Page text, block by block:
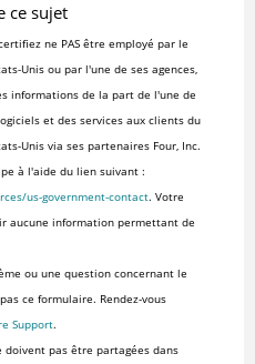
ce sujet
ne PAS être employé par le
Unis ou par l'une de ses agences,
informations de la part de l'une de
et des services aux clients du
Unis via ses partenaires Four, Inc.
à l'aide du lien suivant :
us-government-contact. Votre
aucune information permettant de
ou une question concernant le
ce formulaire. Rendez-vous
Support.
doivent pas être partagées dans